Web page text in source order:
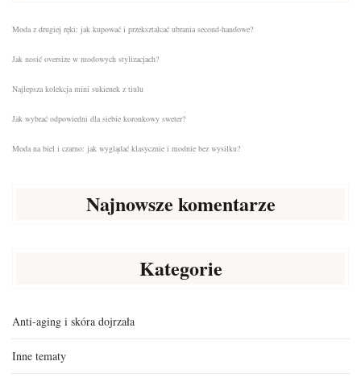
Moda z drugiej ręki: jak kupować i przekształcać ubrania second-handowe?
Jak nosić oversize w modowych stylizacjach?
Najlepsza kolekcja mini sukienek z tiulu
Jak wybrać odpowiedni dla siebie koronkowy sweter?
Moda na biel i czarno: jak wyglądać klasycznie i modnie bez wysiłku?
Najnowsze komentarze
Kategorie
Anti-aging i skóra dojrzała
Inne tematy